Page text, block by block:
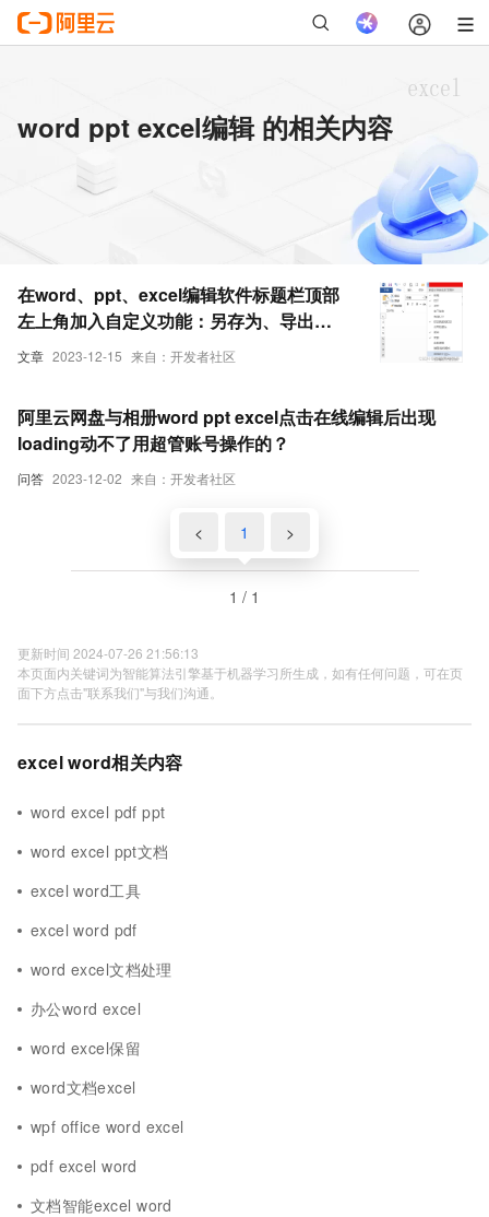
word ppt excel编辑 的相关内容
文章 2023-12-15 来自：开发者社区
在word、ppt、excel编辑软件标题栏顶部
左上角加入自定义功能：另存为、导出
PDF
问答 2023-12-02 来自：开发者社区
阿里云网盘与相册word ppt excel点击在线编辑后出现
loading动不了用超管账号操作的？
< 1 >
1 / 1
更新时间 2024-07-26 21:56:13
本页面内关键词为智能算法引擎基于机器学习所生成，如有任何问题，可在页
面下方点击"联系我们"与我们沟通。
excel word相关内容
word excel pdf ppt
word excel ppt文档
excel word工具
excel word pdf
word excel文档处理
办公word excel
word excel保留
word文档excel
wpf office word excel
pdf excel word
文档智能excel word